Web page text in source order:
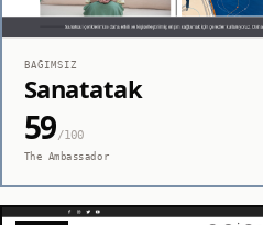
BAĞIMSIZ
Sanatatak
59/100
The Ambassador